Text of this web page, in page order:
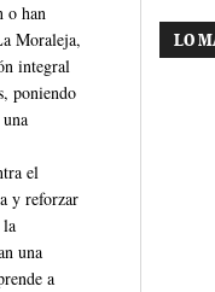
o han
Moraleja,
integral
poniendo
el
y reforzar
una
a
LO